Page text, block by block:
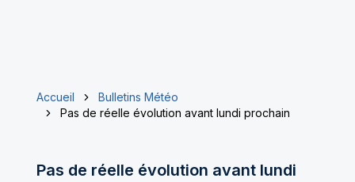
Accueil
Bulletins Météo
Pas de réelle évolution avant lundi prochain
Pas de réelle évolution avant lundi